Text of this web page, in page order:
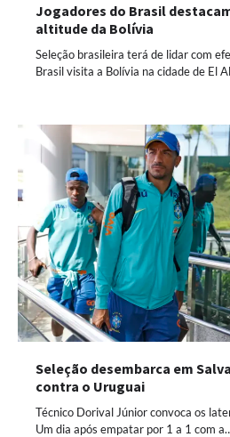
Jogadores do Brasil
altitude da Bolívia
Seleção brasileira terá de lidar com
Brasil visita a Bolívia na cidade de El
Seleção desembarca em
contra o Uruguai
Técnico Dorival Júnior convoca os
Um dia após empatar por 1 a 1 com